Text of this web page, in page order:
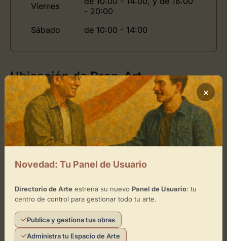
Viernes
- 20:00
Sábado
de 10:00 - 14:00
Ubicación de Drap-Art
Cómo llegar
+
−
Toca el mapa para interactuar
Activar Mapa
×
Novedad: Tu Panel de Usuario
Directorio de Arteestrena su nuevo Panel de Usuario: tu
centro de control para gestionar todo tu arte.
Publica y gestiona tus obras
Administra tu Espacio de Arte